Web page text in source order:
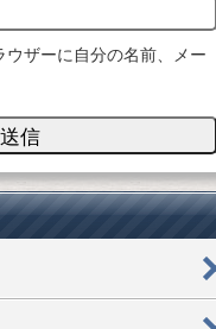
ザーに自分の名前、メー